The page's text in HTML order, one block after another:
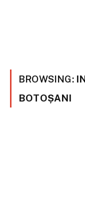
BROWSING:
BOTOȘANI